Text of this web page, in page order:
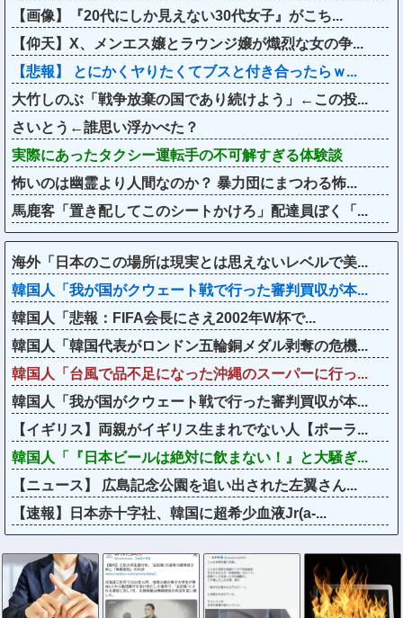
【画像】『20代にしか見えない30代女子』がこち...
【仰天】X、メンエス嬢とラウンジ嬢が熾烈な女の争...
【悲報】 とにかくヤりたくてブスと付き合ったらｗ...
大竹しのぶ「戦争放棄の国であり続けよう」←この投...
さいとう←誰思い浮かべた？
実際にあったタクシー運転手の不可解すぎる体験談
怖いのは幽霊より人間なのか？ 暴力団にまつわる怖...
馬鹿客「置き配してこのシートかけろ」配達員ぼく「...
海外「日本のこの場所は現実とは思えないレベルで美...
韓国人「我が国がクウェート戦で行った審判買収が本...
韓国人「悲報：FIFA会長にさえ2002年W杯で...
韓国人「韓国代表がロンドン五輪銅メダル剥奪の危機...
韓国人「台風で品不足になった沖縄のスーパーに行っ...
韓国人「我が国がクウェート戦で行った審判買収が本...
【イギリス】両親がイギリス生まれでない人【ポーラ...
韓国人「『日本ビールは絶対に飲まない！』と大騒ぎ...
【ニュース】 広島記念公園を追い出された左翼さん...
【速報】日本赤十字社、韓国に超希少血液Jr(a-...